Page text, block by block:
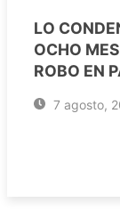
LO
OCHO
ROBO EN
7 agosto,